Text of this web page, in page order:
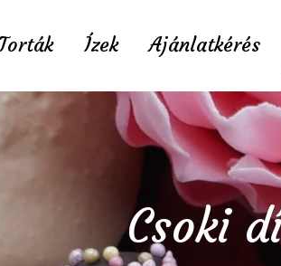
Torták Ízek Ajánlatkérés
Csoki